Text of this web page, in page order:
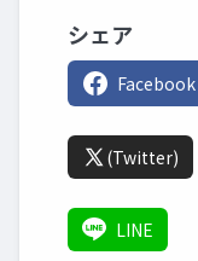
シェア
Facebook
(Twitter)
LINE